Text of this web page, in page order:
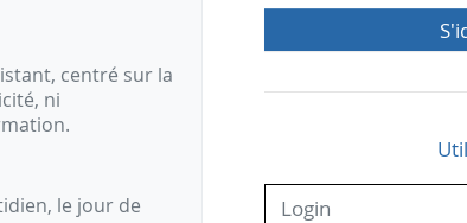
centré sur la
ni
le jour de